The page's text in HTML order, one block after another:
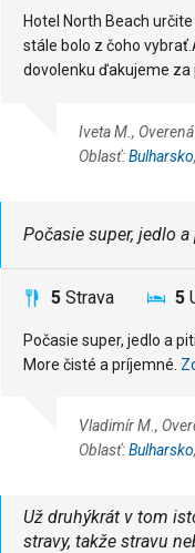
Hotel North Beach
stále bolo z čoho
dovolenku ďakujeme za
Iveta M.,
Oblasť:Bulharsko,
Počasie super, jedlo
5 Strava 5
Počasie super, jedlo a
More čisté a príjemné.
Vladimír M.,
Oblasť:Bulharsko,
Už druhýkrát v tom
stravy, takže stravu